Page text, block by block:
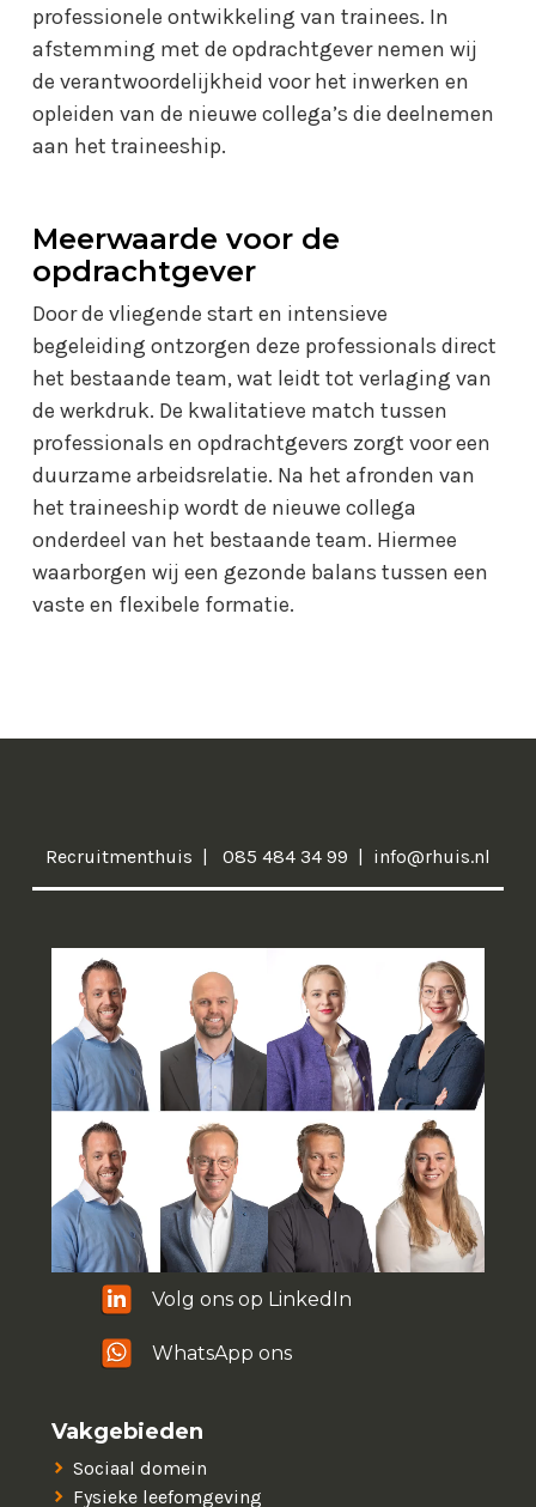
professionele ontwikkeling van trainees. In
afstemming met de opdrachtgever nemen wij
de verantwoordelijkheid voor het inwerken en
opleiden van de nieuwe collega’s die deelnemen
aan het traineeship.
Meerwaarde voor de
opdrachtgever
Door de vliegende start en intensieve
begeleiding ontzorgen deze professionals direct
het bestaande team, wat leidt tot verlaging van
de werkdruk. De kwalitatieve match tussen
professionals en opdrachtgevers zorgt voor een
duurzame arbeidsrelatie. Na het afronden van
het traineeship wordt de nieuwe collega
onderdeel van het bestaande team. Hiermee
waarborgen wij een gezonde balans tussen een
vaste en flexibele formatie.
Recruitmenthuis 085 484 34 99 info@rhuis.nl
Volg ons op LinkedIn
WhatsApp ons
Vakgebieden
Sociaal domein
Fysieke leefomgeving